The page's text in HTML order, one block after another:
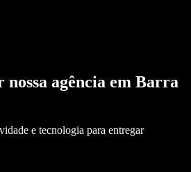
agência em Barra
e tecnologia para entregar